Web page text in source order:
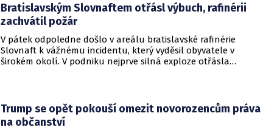
Bratislavským Slovnaftem otřásl výbuch, rafinérii
zachvátil požár
V pátek odpoledne došlo v areálu bratislavské rafinérie
Slovnaft k vážnému incidentu, který vyděsil obyvatele v
širokém okolí. V podniku nejprve silná exploze otřásla
Trump se opět pokouší omezit novorozencům práva
na občanství